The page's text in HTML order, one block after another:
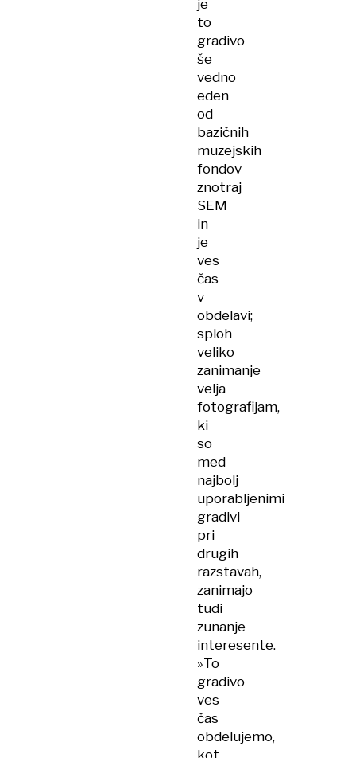
je
to
gradivo
še
vedno
eden
od
bazičnih
muzejskih
fondov
znotraj
SEM
in
je
ves
čas
v
obdelavi;
sploh
veliko
zanimanje
velja
fotografijam,
ki
so
med
najbolj
uporabljenimi
gradivi
pri
drugih
razstavah,
zanimajo
tudi
zunanje
interesente.
»To
gradivo
ves
čas
obdelujemo,